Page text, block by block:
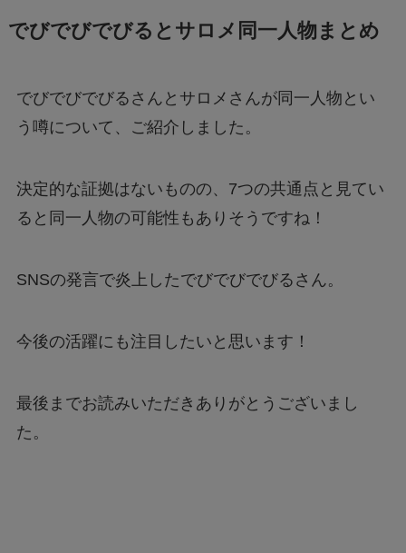
でびでびでびるとサロメ同一人物まとめ
でびでびでびるさんとサロメさんが同一人物とい
う噂について、ご紹介しました。
決定的な証拠はないものの、7つの共通点と見てい
ると同一人物の可能性もありそうですね！
SNSの発言で炎上したでびでびでびるさん。
今後の活躍にも注目したいと思います！
最後までお読みいただきありがとうございまし
た。